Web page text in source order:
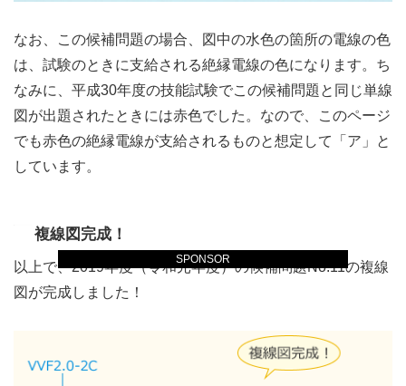
なお、この候補問題の場合、図中の水色の箇所の電線の色
は、試験のときに支給される絶縁電線の色になります。ち
なみに、平成30年度の技能試験でこの候補問題と同じ単線
図が出題されたときには赤色でした。なので、このページ
でも赤色の絶縁電線が支給されるものと想定して「ア」と
しています。
複線図完成！
以上で、2019年度（令和元年度）の候補問題No.11の複線
図が完成しました！
SPONSOR